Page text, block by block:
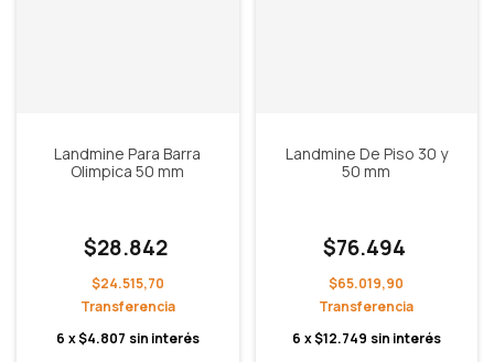
Landmine Para Barra
Olimpica 50 mm
$28.842
$24.515,70
6 x$4.807 sin interés
Landmine De Piso 30 y
50 mm
$76.494
$65.019,90
6 x$12.749 sin interés